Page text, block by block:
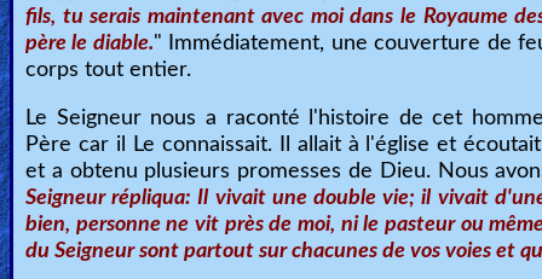
fils, tu serais maintenant avec moi dans le Royaume
père le diable." Immédiatement, une couverture de
corps tout entier.
Le Seigneur nous a raconté l'histoire de cet
Père car il Le connaissait. Il allait à l'église et
et a obtenu plusieurs promesses de Dieu. Nous
Seigneur répliqua: Il vivait une double vie; il vivait
bien, personne ne vit près de moi, ni le pasteur ou
du Seigneur sont partout sur chacunes de vos voies et